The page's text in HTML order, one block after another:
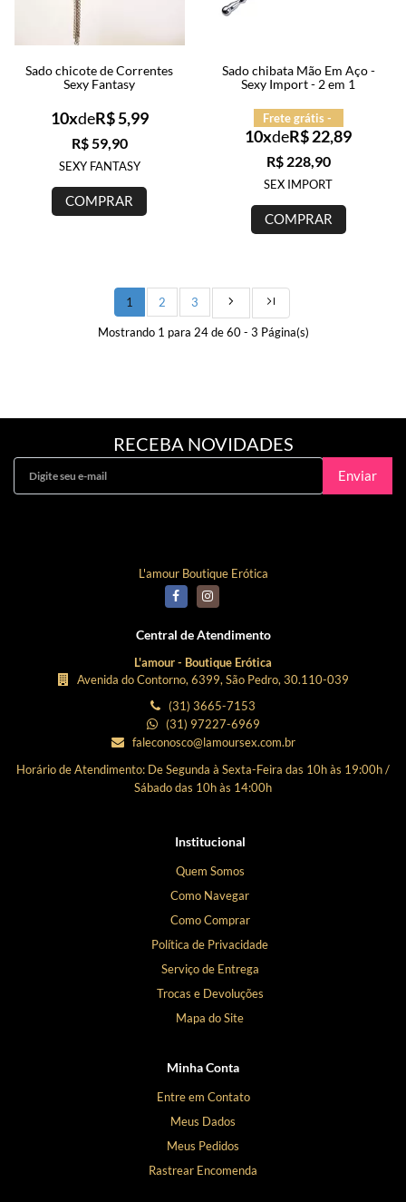
Sado chicote de Correntes
Sexy Fantasy
R$ 59,90
10xdeR$ 5,99
SEXY FANTASY
COMPRAR
Sado chibata Mão Em Aço -
Sexy Import - 2 em 1
Frete grátis -
R$ 228,90
10xdeR$ 22,89
SEX IMPORT
COMPRAR
1 2 3
Mostrando 1 para 24 de 60 - 3 Página(s)
RECEBA NOVIDADES
Enviar
L'amour Boutique Erótica
Institucional
Quem Somos
Como Navegar
Como Comprar
Política de Privacidade
Serviço de Entrega
Trocas e Devoluções
Mapa do Site
Minha Conta
Entre em Contato
Meus Dados
Meus Pedidos
Rastrear Encomenda
Central de Atendimento
L'amour - Boutique Erótica
Avenida do Contorno, 6399, São Pedro, 30.110-039
(31) 3665-7153
(31) 97227-6969
faleconosco@lamoursex.com.br
Horário de Atendimento: De Segunda à Sexta-Feira das 10h às 19:00h /
Sábado das 10h às 14:00h